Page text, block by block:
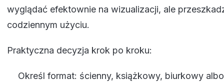
wyglądać efektownie na wizualizacji, ale
codziennym użyciu.
Praktyczna decyzja krok po kroku:
Określ format: ścienny, książkowy, biurkowy